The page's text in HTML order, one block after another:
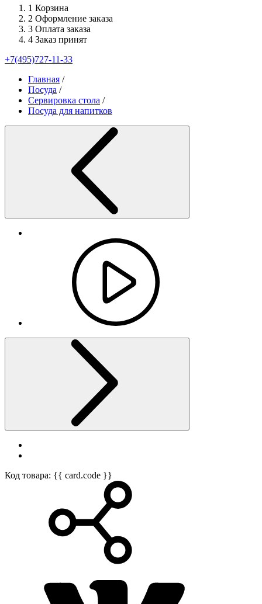
1 Корзина
2 Оформление заказа
3 Оплата заказа
4 Заказ принят
+7(495)727-11-33
Главная /
Посуда /
Сервировка стола /
Посуда для напитков
Код товара: {{ card.code }}